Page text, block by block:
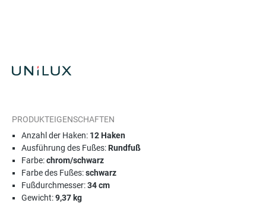
PRODUKTEIGENSCHAFTEN
Anzahl der Haken: 12 Haken
Ausführung des Fußes:Rundfuß
Farbe:chrom/schwarz
Farbe des Fußes:schwarz
Fußdurchmesser:34 cm
Gewicht:9,37 kg